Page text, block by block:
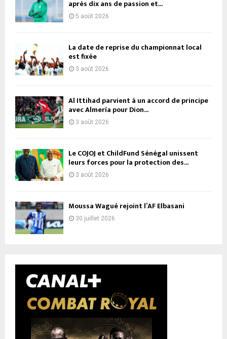
après dix ans de passion et...
5 août 2026
La date de reprise du championnat local
est fixée
3 août 2026
Al Ittihad parvient à un accord de principe
avec Almería pour Dion...
3 août 2026
Le COJOJ et ChildFund Sénégal unissent
leurs forces pour la protection des...
3 août 2026
Moussa Wagué rejoint l’AF Elbasani
30 juillet 2026